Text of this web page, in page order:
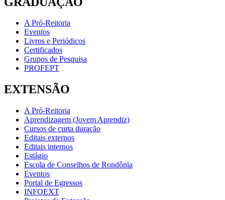
A Pró-Reitoria
Eventos
Livros e Periódicos
Certificados
Grupos de Pesquisa
PROFEPT
EXTENSÃO
A Pró-Reitoria
Aprendizagem (Jovem Aprendiz)
Cursos de curta duração
Editais externos
Editais internos
Estágio
Escola de Conselhos de Rondônia
Eventos
Portal de Egressos
INFOEXT